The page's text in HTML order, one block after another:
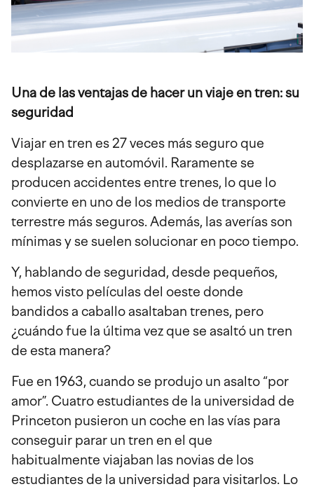
Una de las ventajas de hacer un viaje en tren: su
seguridad
Viajar en tren es 27 veces más seguro que
desplazarse en automóvil. Raramente se
producen accidentes entre trenes, lo que lo
convierte en uno de los medios de transporte
terrestre más seguros. Además, las averías son
mínimas y se suelen solucionar en poco tiempo.
Y, hablando de seguridad, desde pequeños,
hemos visto películas del oeste donde
bandidos a caballo asaltaban trenes, pero
¿cuándo fue la última vez que se asaltó un tren
de esta manera?
Fue en 1963, cuando se produjo un asalto “por
amor”. Cuatro estudiantes de la universidad de
Princeton pusieron un coche en las vías para
conseguir parar un tren en el que
habitualmente viajaban las novias de los
estudiantes de la universidad para visitarlos. Lo